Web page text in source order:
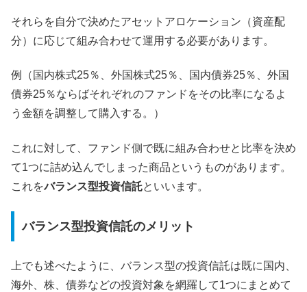
それらを自分で決めたアセットアロケーション（資産配
分）に応じて組み合わせて運用する必要があります。
例（国内株式25％、外国株式25％、国内債券25％、外国
債券25％ならばそれぞれのファンドをその比率になるよ
う金額を調整して購入する。）
これに対して、ファンド側で既に組み合わせと比率を決め
て1つに詰め込んでしまった商品というものがあります。
これをバランス型投資信託といいます。
バランス型投資信託のメリット
上でも述べたように、バランス型の投資信託は既に国内、
海外、株、債券などの投資対象を網羅して1つにまとめて